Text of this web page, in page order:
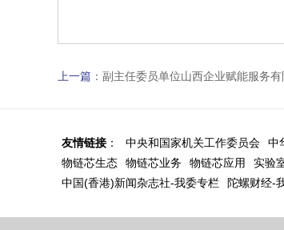
上一篇 ： 副主任委员单位山西企业赋能服务
友情链接 ： 中央和国家机关工作委员会 中
物链芯生态
物链芯业务 物链芯应用 实验
中国(香港)新闻杂志社-我委专栏
陀螺财经-